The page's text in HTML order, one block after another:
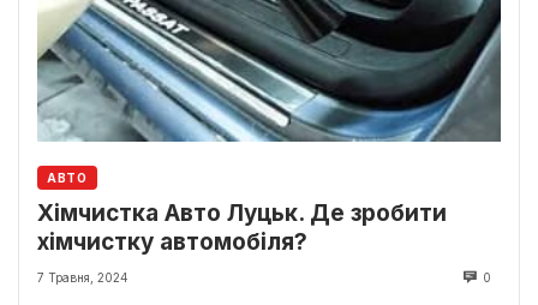
АВТО
Хімчистка Авто Луцьк. Де зробити
хімчистку автомобіля?
7 Травня, 2024 0